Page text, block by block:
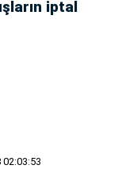
iptal